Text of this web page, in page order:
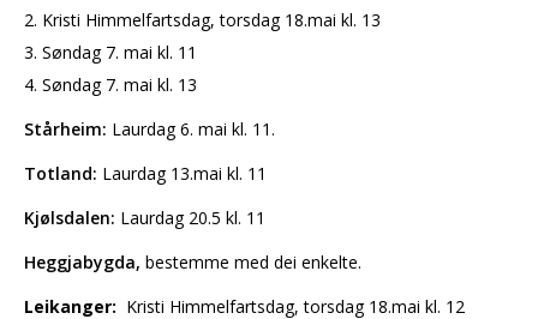
2. Kristi Himmelfartsdag, torsdag 18.mai kl. 13
3. Søndag 7. mai kl. 11
4. Søndag 7. mai kl. 13
Stårheim: Laurdag 6. mai kl. 11.
Totland: Laurdag 13.mai kl. 11
Kjølsdalen: Laurdag 20.5 kl. 11
Heggjabygda, bestemme med dei enkelte.
Leikanger: Kristi Himmelfartsdag, torsdag 18.mai kl. 12